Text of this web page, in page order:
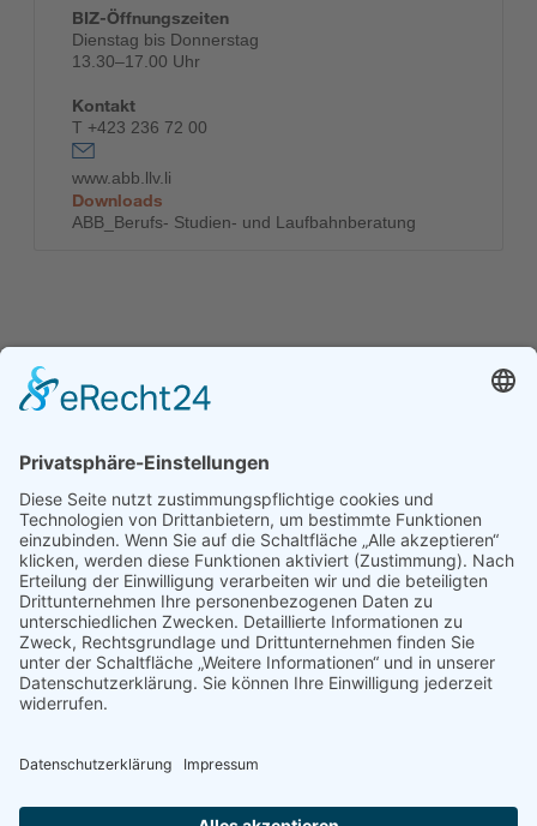
BIZ-Öffnungszeiten
Dienstag bis Donnerstag
13.30–17.00 Uhr
Kontakt
T +423 236 72 00
www.abb.llv.li
Downloads
ABB_Berufs- Studien- und Laufbahnberatung
Programm Erasmus+
der Europäischen Union
Stiftung Erwachsenenbildung Liechtenstein
Landstrasse 92
9494 Schaan
T +423 232 95 80
stiftung@erwachsenenbildung.li
Links